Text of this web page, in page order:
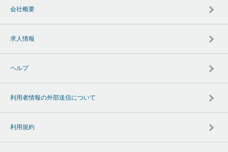
会社概要
求人情報
ヘルプ
利用者情報の外部送信について
利用規約